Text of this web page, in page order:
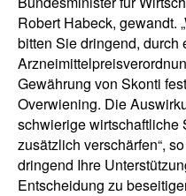
Robert Habeck, gewandt.
bitten Sie dringend,
Gewährung von Skonti
Overwiening. Die
schwierige wirtschaftliche
zusätzlich verschärfen“,
dringend Ihre
Entscheidung zu